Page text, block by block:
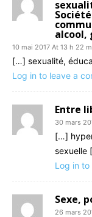
alcool,
10 mai 2017 At 13 h 22
[…] sexualité,
Log in to leave a
Entre
30 mars
[…]
sexuelle
Log in
Sexe,
26 mars